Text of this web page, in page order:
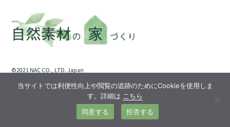
©︎2021 NAC CO., LTD. Japan
当サイトでは利便性向上や閲覧の追跡のためにCookieを使用しま
す。詳細は こちら
同意する
拒否する